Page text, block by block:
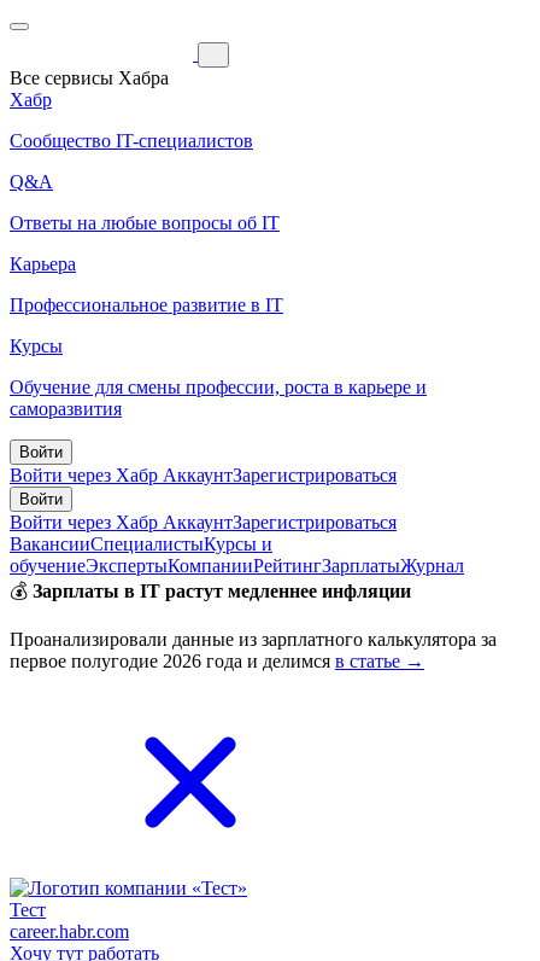
Все сервисы Хабра
Хабр
Сообщество IT-специалистов
Q&A
Ответы на любые вопросы об IT
Карьера
Профессиональное развитие в IT
Курсы
Обучение для смены профессии, роста в карьере и
саморазвития
Войти
Войти через Хабр АккаунтЗарегистрироваться
Войти
Войти через Хабр АккаунтЗарегистрироваться
ВакансииСпециалистыКурсы и
обучениеЭкспертыКомпанииРейтингЗарплатыЖурнал
💰 Зарплаты в IT растут медленнее инфляции
Проанализировали данные из зарплатного калькулятора за
первое полугодие 2026 года и делимся в статье →
Тест
career.habr.com
Хочу тут работать